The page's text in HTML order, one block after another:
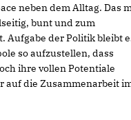
neben dem Alltag. Das
bunt und zum
der Politik bleibt
so aufzustellen, dass
ihre vollen Potentiale
auf die Zusammenarbeit